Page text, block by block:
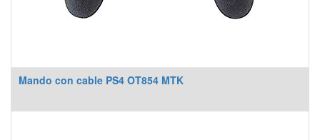
Mando con cable PS4 OT854 MTK